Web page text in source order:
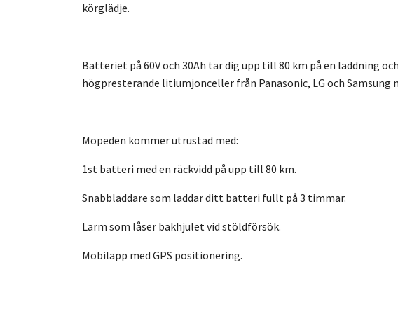
körglädje.
Batteriet på 60V och 30Ah tar dig upp till 80 km på en laddning
högpresterande litiumjonceller från Panasonic, LG och
Mopeden kommer utrustad med:
1st batteri med en räckvidd på upp till 80 km.
Snabbladdare som laddar ditt batteri fullt på 3 timmar.
Larm som låser bakhjulet vid stöldförsök.
Mobilapp med GPS positionering.